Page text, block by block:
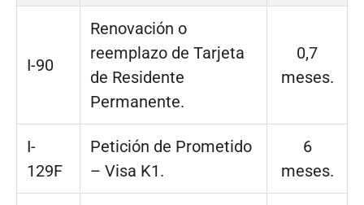
I-90
Renovación o
reemplazo de Tarjeta
de Residente
Permanente.
0,7
meses.
I-
129F
Petición de Prometido
– Visa K1.
6
meses.